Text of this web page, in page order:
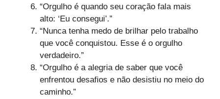
“Orgulho é quando seu coração fala mais
alto: ‘Eu consegui’.”
“Nunca tenha medo de brilhar pelo trabalho
que você conquistou. Esse é o orgulho
verdadeiro.”
“Orgulho é a alegria de saber que você
enfrentou desafios e não desistiu no meio do
caminho.”